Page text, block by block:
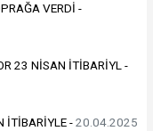
VERDİ -
23 NİSAN İTİBARİYL -
İTİBARİYLE -20.04.2025